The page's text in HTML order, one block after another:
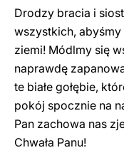
Drodzy bracia i
wszystkich,
ziemi! Módlmy się
naprawdę
te białe gołębie,
pokój spocznie na
Pan zachowa nas
Chwała Panu!